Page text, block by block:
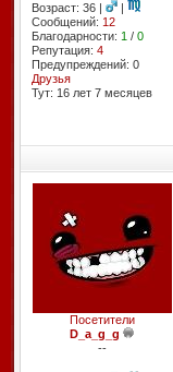
Возраст: 36 |
|
Сообщений: 12
Благодарности: 1 / 0
Репутация: 4
Предупреждений: 0
Друзья
Тут: 16 лет 7 месяцев
Посетители
D_a_g_g
--